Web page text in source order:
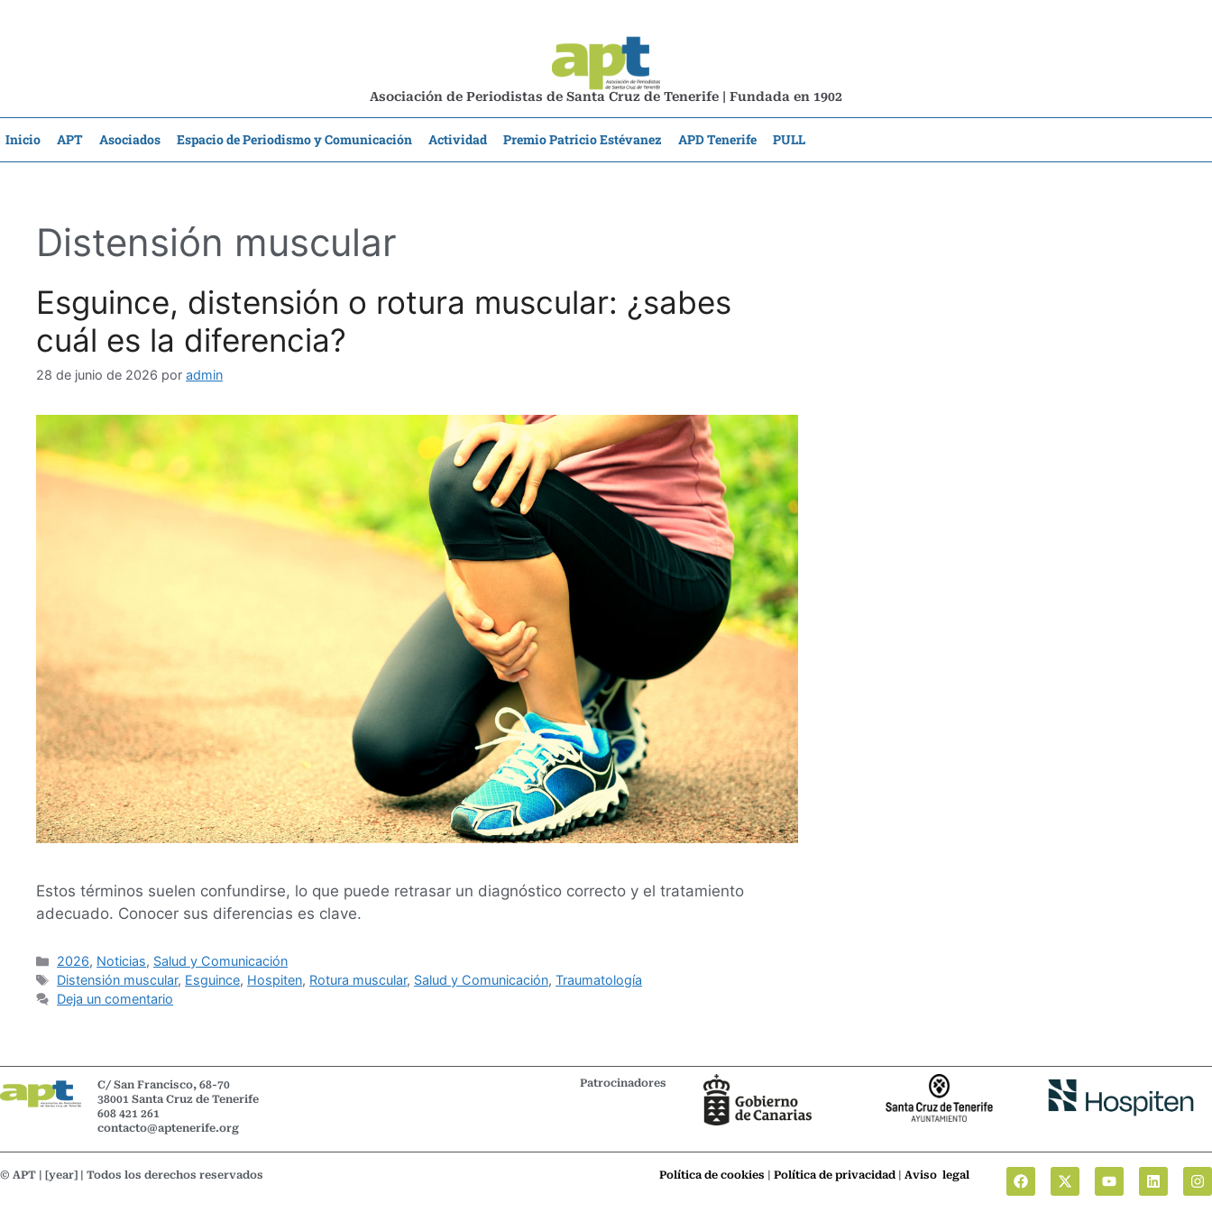
Asociación de Periodistas de Santa Cruz de Tenerife | Fundada en 1902
Inicio APT Asociados Espacio de Periodismo y Comunicación Actividad Premio Patricio Estévanez APD Tenerife PULL
Distensión muscular
Esguince, distensión o rotura muscular: ¿sabes
cuál es la diferencia?
28 de junio de 2026 por admin
Estos términos suelen confundirse, lo que puede retrasar un diagnóstico correcto y el tratamiento
adecuado. Conocer sus diferencias es clave.
2026, Noticias, Salud y Comunicación
Distensión muscular, Esguince, Hospiten, Rotura muscular, Salud y Comunicación,Traumatología
Deja un comentario
C/ San Francisco, 68-70
38001 Santa Cruz de Tenerife
608 421 261
contacto@aptenerife.org
Patrocinadores
© APT | [year] | Todos los derechos reservados Política de cookies |Política de privacidad |Aviso legal